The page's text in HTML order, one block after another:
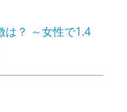
は？ ～女性で1.4